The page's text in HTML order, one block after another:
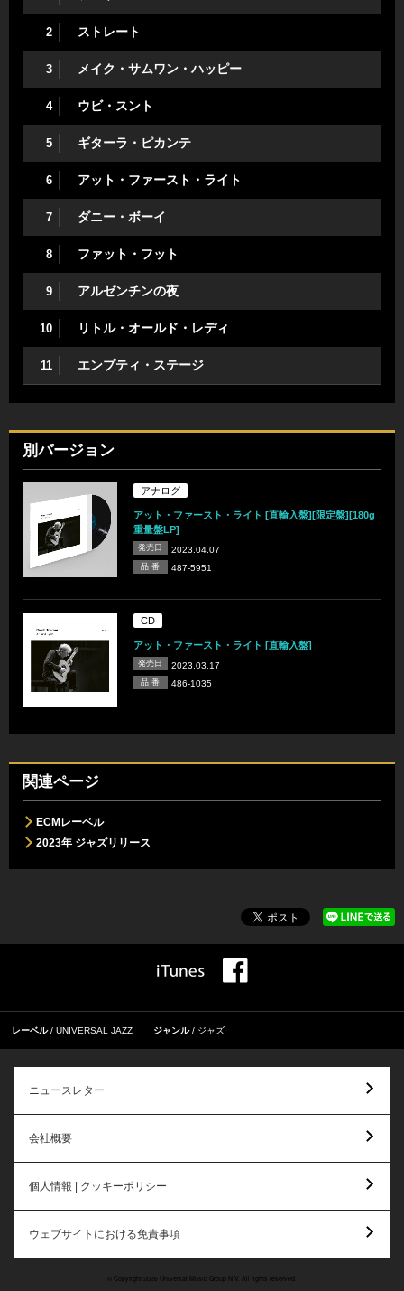
2 ストレート
3 メイク・サムワン・ハッピー
4 ウビ・スント
5 ギターラ・ピカンテ
6 アット・ファースト・ライト
7 ダニー・ボーイ
8 ファット・フット
9 アルゼンチンの夜
10 リトル・オールド・レディ
11 エンプティ・ステージ
別バージョン
アナログ
アット・ファースト・ライト [直輸入盤][限定盤][180g
重量盤LP]
発売日 2023.04.07
品 番 487-5951
CD
アット・ファースト・ライト [直輸入盤]
発売日 2023.03.17
品 番 486-1035
関連ページ
ECMレーベル
2023年 ジャズリリース
レーベル UNIVERSAL JAZZ ジャンル ジャズ
ニュースレター
会社概要
個人情報 | クッキーポリシー
ウェブサイトにおける免責事項
© Copyright 2026 Universal Music Group N.V. All rights reserved.